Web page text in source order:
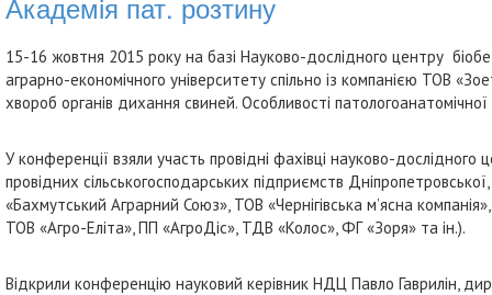
15-16 жовтня 2015 року на базі Науково-дослідного центру
аграрно-економічного університету спільно із компанією ТОВ
хвороб органів дихання свиней. Особливості
У конференції взяли участь провідні фахівці науково-
провідних сільськогосподарських підприємств
«Бахмутський Аграрний Союз», ТОВ «Чернігівська м’ясна
ТОВ «Агро-Еліта», ПП «АгроДіс», ТДВ «Колос», ФГ «Зоря» та ін.).
Відкрили конференцію науковий керівник НДЦ Павло Гаврилін,